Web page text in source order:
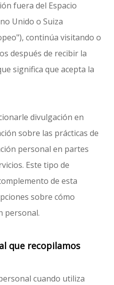
fuera del Espacio
Unido o Suiza
continúa visitando o
después de recibir la
significa que acepta la
divulgación en
sobre las prácticas de
personal en partes
Este tipo de
de esta
sobre cómo
personal.
que recopilamos
cuando utiliza